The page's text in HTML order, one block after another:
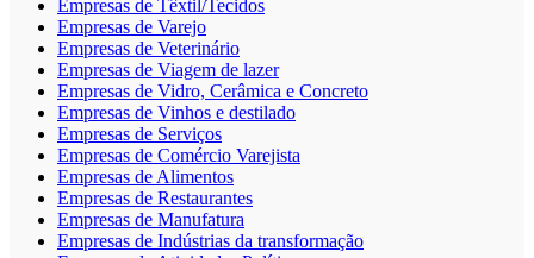
Empresas de Têxtil/Tecidos
Empresas de Varejo
Empresas de Veterinário
Empresas de Viagem de lazer
Empresas de Vidro, Cerâmica e Concreto
Empresas de Vinhos e destilado
Empresas de Serviços
Empresas de Comércio Varejista
Empresas de Alimentos
Empresas de Restaurantes
Empresas de Manufatura
Empresas de Indústrias da transformação